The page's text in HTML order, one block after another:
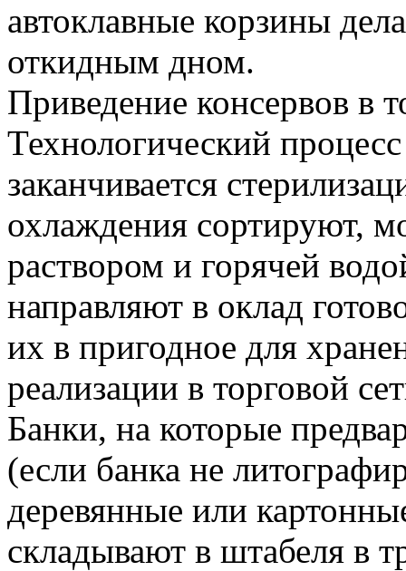
автоклавные корзины
откидным дном.
Приведение консервов в
Технологический
заканчивается
охлаждения сортируют,
раствором и горячей
направляют в оклад
их в пригодное для
реализации в торговой
Банки, на которые
(если банка не
деревянные или
складывают в штабеля в